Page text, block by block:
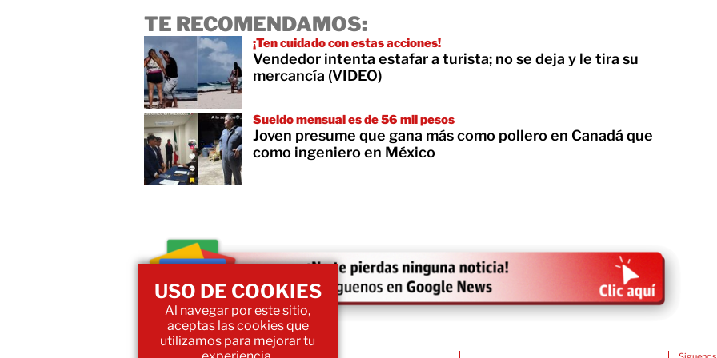
TE RECOMENDAMOS:
¡Ten cuidado con estas acciones!
Vendedor intenta estafar a turista; no se deja y le tira su
mercancía (VIDEO)
Sueldo mensual es de 56 mil pesos
Joven presume que gana más como pollero en Canadá que
como ingeniero en México
USO DE COOKIES
Al navegar por este sitio,
aceptas las cookies que
utilizamos para mejorar tu